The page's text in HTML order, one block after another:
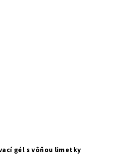
gél s vôňou limetky